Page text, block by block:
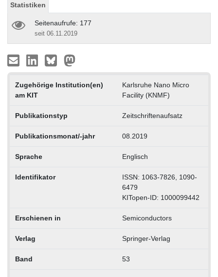
Statistiken
Seitenaufrufe: 177
seit 06.11.2019
Zugehörige Institution(en)
am KIT
Karlsruhe Nano Micro
Facility (KNMF)
Publikationstyp Zeitschriftenaufsatz
Publikationsmonat/-jahr 08.2019
Sprache Englisch
Identifikator
ISSN: 1063-7826, 1090-
6479
KITopen-ID: 1000099442
Erschienen in Semiconductors
Verlag Springer-Verlag
Band 53